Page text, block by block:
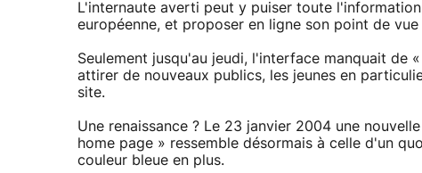
L'internaute averti peut y puiser toute
européenne, et proposer en ligne son point de
Seulement jusqu'au jeudi, l'interface manquait de
attirer de nouveaux publics, les jeunes en
site.
Une renaissance ? Le 23 janvier 2004 une
home page » ressemble désormais à celle d'un
couleur bleue en plus.